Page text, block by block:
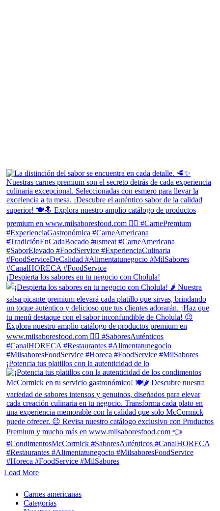
¡Despierta los sabores en tu negocio con Cholula!
¡Potencia tus platillos con la autenticidad de lo
Load More
Close
Menu
Carnes americanas
Categorías